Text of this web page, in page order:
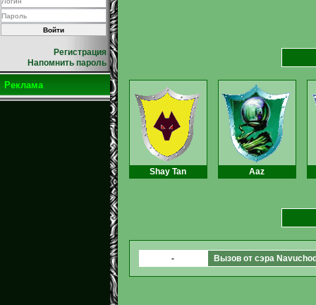
Регистрация
Напомнить пароль
Реклама
Shay Tan Aaz
- Вызов от сэра